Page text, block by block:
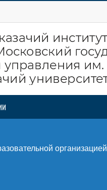
организацией